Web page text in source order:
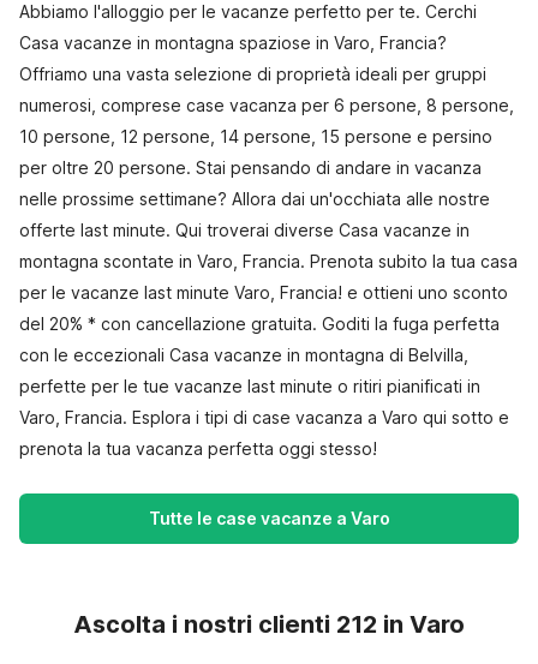
Abbiamo l'alloggio per le vacanze perfetto per te. Cerchi
Casa vacanze in montagna spaziose in Varo, Francia?
Offriamo una vasta selezione di proprietà ideali per gruppi
numerosi, comprese case vacanza per 6 persone, 8 persone,
10 persone, 12 persone, 14 persone, 15 persone e persino
per oltre 20 persone. Stai pensando di andare in vacanza
nelle prossime settimane? Allora dai un'occhiata alle nostre
offerte last minute. Qui troverai diverse Casa vacanze in
montagna scontate in Varo, Francia. Prenota subito la tua casa
per le vacanze last minute Varo, Francia! e ottieni uno sconto
del 20% * con cancellazione gratuita. Goditi la fuga perfetta
con le eccezionali Casa vacanze in montagna di Belvilla,
perfette per le tue vacanze last minute o ritiri pianificati in
Varo, Francia. Esplora i tipi di case vacanza a Varo qui sotto e
prenota la tua vacanza perfetta oggi stesso!
Tutte le case vacanze a Varo
Ascolta i nostri clienti 212 in Varo